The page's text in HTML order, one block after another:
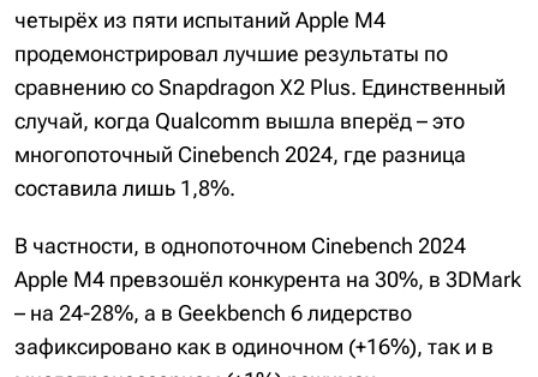
четырёх из пяти испытаний Apple M4
продемонстрировал лучшие результаты по
сравнению со Snapdragon X2 Plus. Единственный
случай, когда Qualcomm вышла вперёд – это
многопоточный Cinebench 2024, где разница
составила лишь 1,8%.
В частности, в однопоточном Cinebench 2024
Apple M4 превзошёл конкурента на 30%, в 3DMark
– на 24-28%, а в Geekbench 6 лидерство
зафиксировано как в одиночном (+16%), так и в